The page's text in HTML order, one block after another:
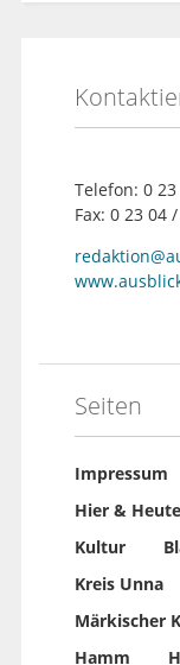
Telefon: 0
Fax: 0 23 04
Seiten
Impressum
Hier & Heute
Kultur
Kreis Unna
Märkischer
Hamm